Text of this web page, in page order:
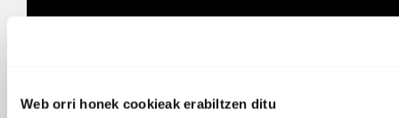
Web orri honek cookieak erabiltzen ditu